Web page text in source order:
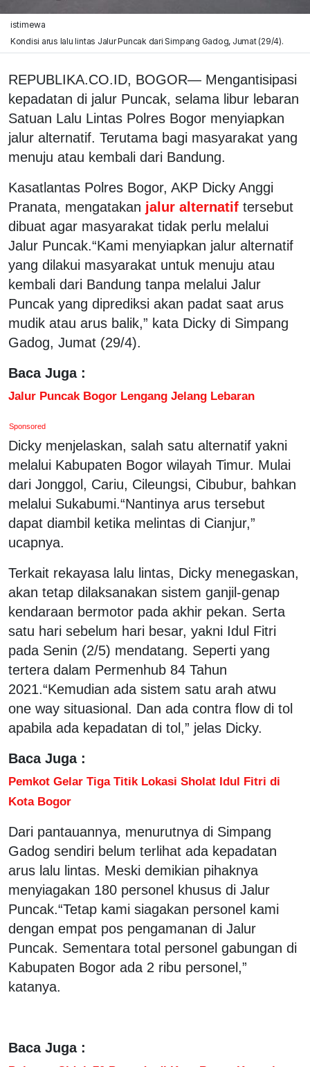
istimewa
Kondisi arus lalu lintas Jalur Puncak dari Simpang Gadog, Jumat (29/4).
REPUBLIKA.CO.ID, BOGOR— Mengantisipasi
kepadatan di jalur Puncak, selama libur lebaran
Satuan Lalu Lintas Polres Bogor menyiapkan
jalur alternatif. Terutama bagi masyarakat yang
menuju atau kembali dari Bandung.
Kasatlantas Polres Bogor, AKP Dicky Anggi
Pranata, mengatakan jalur alternatif tersebut
dibuat agar masyarakat tidak perlu melalui
Jalur Puncak.“Kami menyiapkan jalur alternatif
yang dilakui masyarakat untuk menuju atau
kembali dari Bandung tanpa melalui Jalur
Puncak yang diprediksi akan padat saat arus
mudik atau arus balik,” kata Dicky di Simpang
Gadog, Jumat (29/4).
Baca Juga :
Jalur Puncak Bogor Lengang Jelang Lebaran
Sponsored
Dicky menjelaskan, salah satu alternatif yakni
melalui Kabupaten Bogor wilayah Timur. Mulai
dari Jonggol, Cariu, Cileungsi, Cibubur, bahkan
melalui Sukabumi.“Nantinya arus tersebut
dapat diambil ketika melintas di Cianjur,”
ucapnya.
Terkait rekayasa lalu lintas, Dicky menegaskan,
akan tetap dilaksanakan sistem ganjil-genap
kendaraan bermotor pada akhir pekan. Serta
satu hari sebelum hari besar, yakni Idul Fitri
pada Senin (2/5) mendatang. Seperti yang
tertera dalam Permenhub 84 Tahun
2021.“Kemudian ada sistem satu arah atwu
one way situasional. Dan ada contra flow di tol
apabila ada kepadatan di tol,” jelas Dicky.
Baca Juga :
Pemkot Gelar Tiga Titik Lokasi Sholat Idul Fitri di
Kota Bogor
Dari pantauannya, menurutnya di Simpang
Gadog sendiri belum terlihat ada kepadatan
arus lalu lintas. Meski demikian pihaknya
menyiagakan 180 personel khusus di Jalur
Puncak.“Tetap kami siagakan personel kami
dengan empat pos pengamanan di Jalur
Puncak. Sementara total personel gabungan di
Kabupaten Bogor ada 2 ribu personel,”
katanya.
Baca Juga :